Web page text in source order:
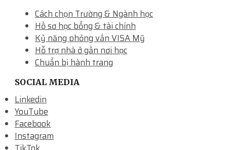
Cách chọn Trường & Ngành học
Hồ sơ học bổng & tài chính
Kỷ năng phỏng vấn VISA Mỹ
Hỗ trợ nhà ở gần nơi học
Chuẩn bị hành trang
SOCIAL MEDIA
Linkedin
YouTube
Facebook
Instagram